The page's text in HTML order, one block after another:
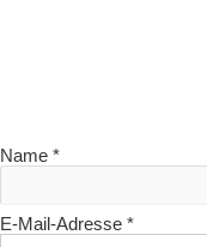
Name *
E-Mail-Adresse *